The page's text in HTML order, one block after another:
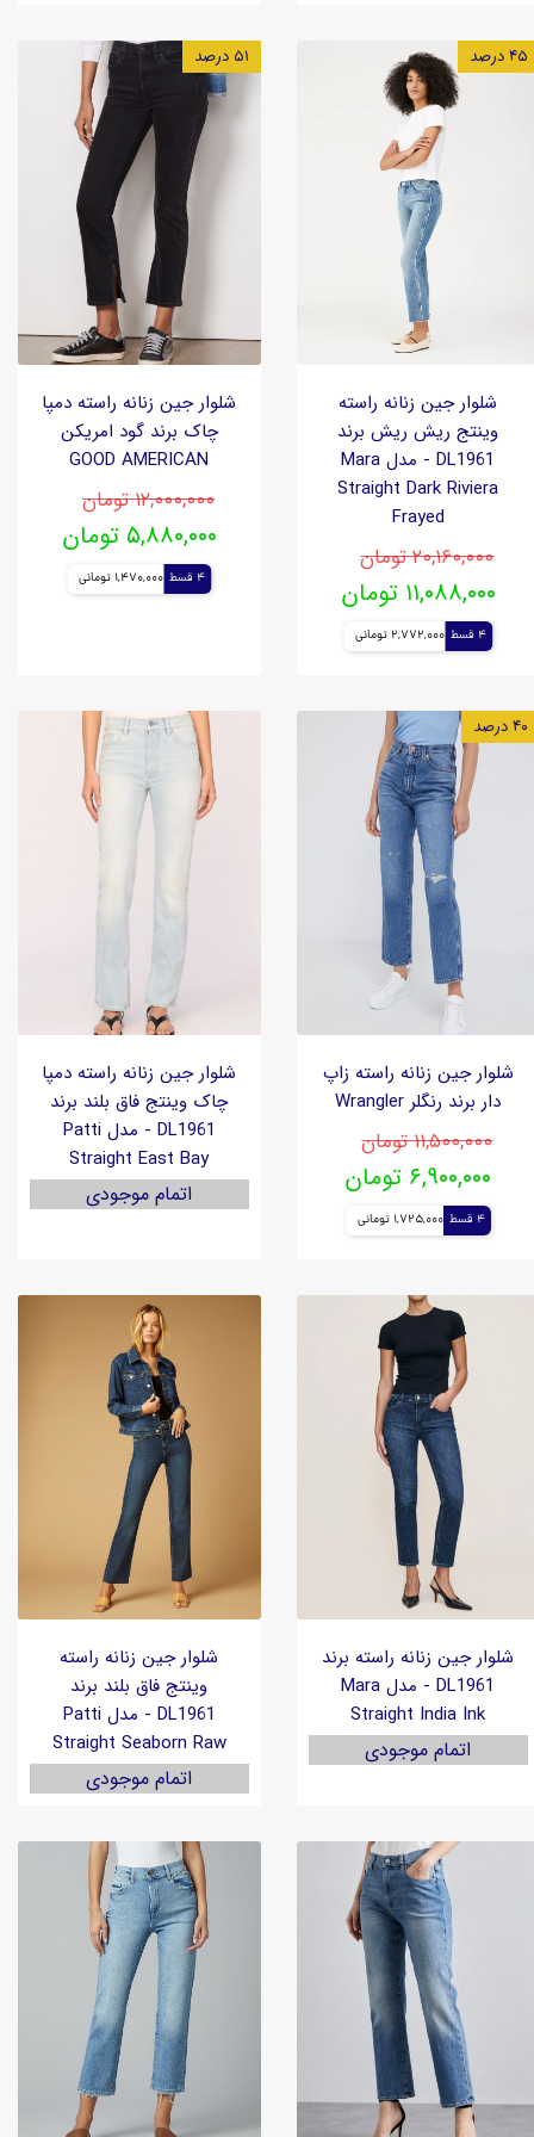
شلوار جین زنانه راسته
وینتج ریش ریش برند
DL1961 - مدل Mara
Straight Dark Riviera
Frayed
۲۰,۱۶۰,۰۰۰ تومان
۱۱,۰۸۸,۰۰۰ تومان
4 قسط 2,772,000 تومانی
۴۵ درصد
شلوار جین زنانه راسته دمپا
چاک برند گود امریکن
GOOD AMERICAN
۱۲,۰۰۰,۰۰۰ تومان
۵,۸۸۰,۰۰۰ تومان
4 قسط 1,470,000 تومانی
۵۱ درصد
شلوار جین زنانه راسته زاپ
دار برند رنگلر Wrangler
۱۱,۵۰۰,۰۰۰ تومان
۶,۹۰۰,۰۰۰ تومان
4 قسط 1,725,000 تومانی
۴۰ درصد
شلوار جین زنانه راسته دمپا
چاک وینتج فاق بلند برند
DL1961 - مدل Patti
Straight East Bay
اتمام موجودی
شلوار جین زنانه راسته برند
DL1961 - مدل Mara
Straight India Ink
اتمام موجودی
شلوار جین زنانه راسته
وینتج فاق بلند برند
DL1961 - مدل Patti
Straight Seaborn Raw
اتمام موجودی